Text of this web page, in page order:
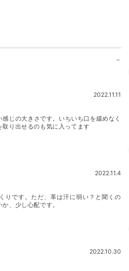
2022.11.11
じの大きさです。いちいち口を緩めなく
り出せるのも気に入ってます
2022.11.4
りです。ただ、革は汗に弱い？と聞くの
、少し心配です。
2022.10.30